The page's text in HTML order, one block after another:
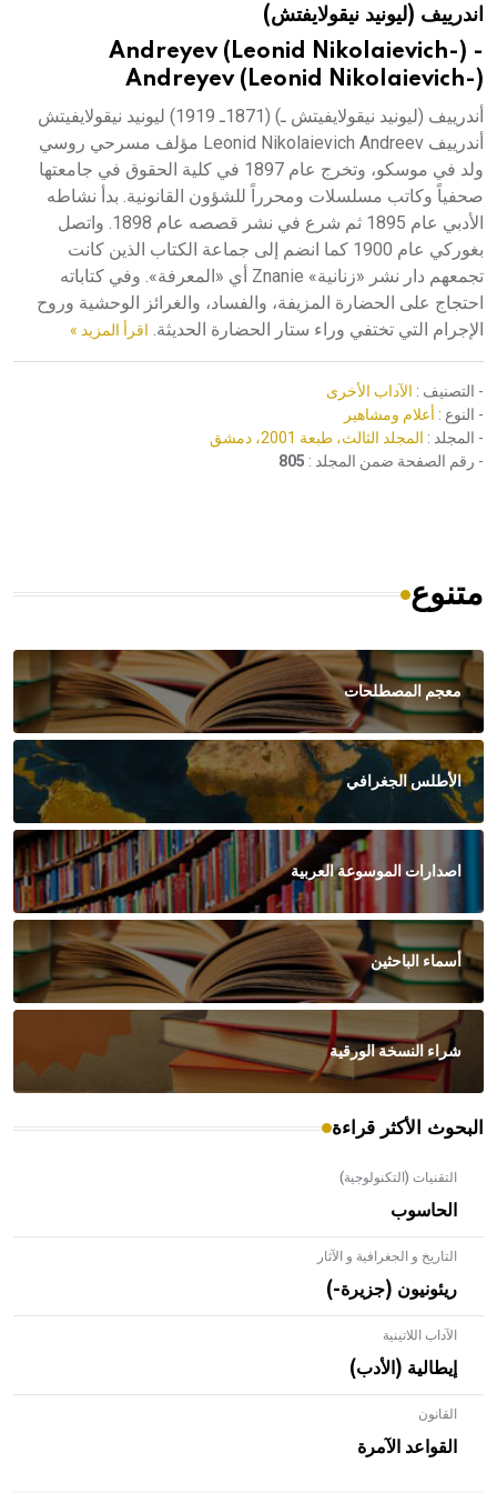
هيئة الموسوعة العربية تطلق موسوعات جديدة في عام 2026
اندرييف (ليونيد نيقولايفتش)
Andreyev (Leonid Nikolaievich-) -
Andreyev (Leonid Nikolaievich-)
أندرييف (ليونيد نيقولايفيتش ـ) (1871ـ 1919) ليونيد نيقولايفيتش
أندرييف Leonid Nikolaievich Andreev مؤلف مسرحي روسي
ولد في موسكو، وتخرج عام 1897 في كلية الحقوق في جامعتها
صحفياً وكاتب مسلسلات ومحرراً للشؤون القانونية. بدأ نشاطه
الأدبي عام 1895 ثم شرع في نشر قصصه عام 1898. واتصل
بغوركي عام 1900 كما انضم إلى جماعة الكتاب الذين كانت
تجمعهم دار نشر «زنانية» Znanie أي «المعرفة». وفي كتاباته
احتجاج على الحضارة المزيفة، والفساد، والغرائز الوحشية وروح
الإجرام التي تختفي وراء ستار الحضارة الحديثة. اقرأ المزيد »
- التصنيف : الآداب الأخرى
- النوع : أعلام ومشاهير
- المجلد : المجلد الثالث، طبعة 2001، دمشق
- رقم الصفحة ضمن المجلد : 805
متنوع
معجم المصطلحات
الأطلس الجغرافي
اصدارات الموسوعة العربية
أسماء الباحثين
شراء النسخة الورقية
البحوث الأكثر قراءة
التقنيات (التكنولوجية)
الحاسوب
التاريخ و الجغرافية و الآثار
ريئونيون (جزيرة-)
الآداب اللاتينية
إيطالية (الأدب)
القانون
القواعد الآمرة
- هل تعلم أن الأبلق نوع من الفنون الهندسية التي ارتبطت
بالعمارة الإسلامية في بلاد الشام ومصر خاصة، حيث يحرص
المعمار على بناء مداميكه وخاصة في الواجهات